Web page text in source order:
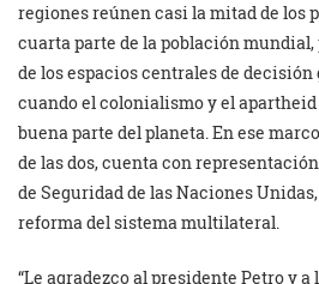
regiones reúnen casi la mitad de los
cuarta parte de la población
de los espacios centrales de
cuando el colonialismo y el
buena parte del planeta. En ese
de las dos, cuenta con
de Seguridad de las Naciones
reforma del sistema multilateral.
“Le agradezco al presidente Petro y